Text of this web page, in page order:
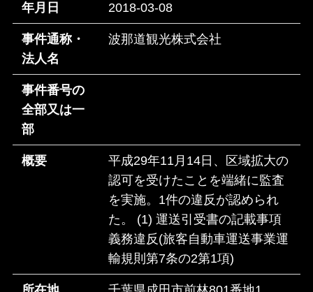
年月日 2018-03-08
事件通称・
法人名
波那道観光株式会社
事件番号の
全部又は一
部
概要
平成29年11月14日、区域拡大の
認可を受けたことを端緒に監査
を実施。1件の違反が認められ
た。 (1) 運送引受書の記載事項
義務違反(旅客自動車運送事業運
輸規則第7条の2第1項)